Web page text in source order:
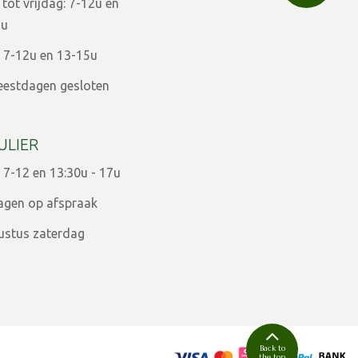
vrijdag: 7-12u en
12u en 13-15u
gesloten
12 en 13:30u - 17u
op afspraak
zaterdag
Back to